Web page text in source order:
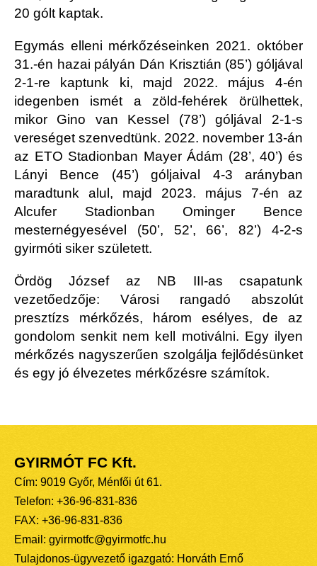
20 gólt kaptak.
Egymás elleni mérkőzéseinken 2021. október
31.-én hazai pályán Dán Krisztián (85’) góljával
2-1-re kaptunk ki, majd 2022. május 4-én
idegenben ismét a zöld-fehérek örülhettek,
mikor Gino van Kessel (78’) góljával 2-1-s
vereséget szenvedtünk. 2022. november 13-án
az ETO Stadionban Mayer Ádám (28’, 40’) és
Lányi Bence (45’) góljaival 4-3 arányban
maradtunk alul, majd 2023. május 7-én az
Alcufer Stadionban Ominger Bence
mesternégyesével (50’, 52’, 66’, 82’) 4-2-s
gyirmóti siker született.
Ördög József az NB III-as csapatunk
vezetőedzője: Városi rangadó abszolút
presztízs mérkőzés, három esélyes, de az
gondolom senkit nem kell motiválni. Egy ilyen
mérkőzés nagyszerűen szolgálja fejlődésünket
és egy jó élvezetes mérkőzésre számítok.
GYIRMÓT FC Kft.
Cím: 9019 Győr, Ménfői út 61.
Telefon: +36-96-831-836
FAX: +36-96-831-836
Email: gyirmotfc@gyirmotfc.hu
Tulajdonos-ügyvezető igazgató: Horváth Ernő